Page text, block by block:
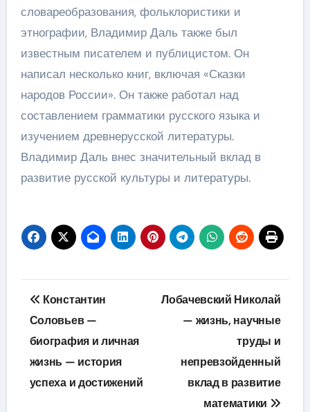
словареобразования, фольклористики и
этнографии, Владимир Даль также был
известным писателем и публицистом. Он
написал несколько книг, включая «Сказки
народов России». Он также работал над
составлением грамматики русского языка и
изучением древнерусской литературы.
Владимир Даль внес значительный вклад в
развитие русской культуры и литературы.
Навигация
по
записям
Константин
Соловьев —
биография и личная
жизнь — история
успеха и достижений
Лобачевский Николай
— жизнь, научные
труды и
непревзойденный
вклад в развитие
математики